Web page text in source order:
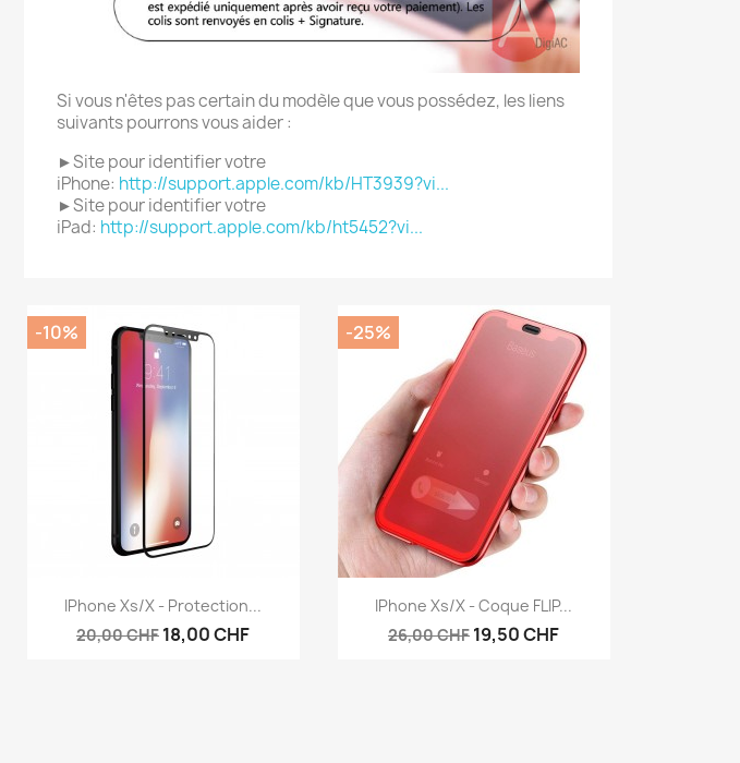
Si vous n'êtes pas certain du modèle que vous possédez, les liens
suivants pourrons vous aider :
►Site pour identifier votre
iPhone: http://support.apple.com/kb/HT3939?vi...
►Site pour identifier votre
iPad: http://support.apple.com/kb/ht5452?vi...
Aperçu rapide
IPhone Xs/X - Protection...
20,00 CHF 18,00 CHF
-10%
Aperçu rapide
IPhone Xs/X - Coque FLIP...
26,00 CHF 19,50 CHF
-25%